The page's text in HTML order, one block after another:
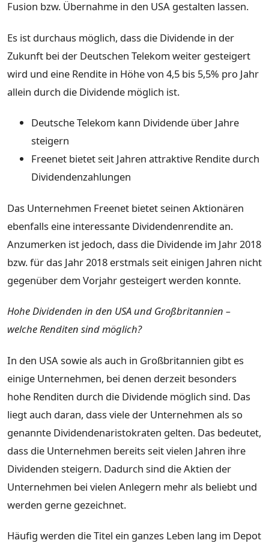
Fusion bzw. Übernahme in den USA gestalten lassen.
Es ist durchaus möglich, dass die Dividende in der
Zukunft bei der Deutschen Telekom weiter gesteigert
wird und eine Rendite in Höhe von 4,5 bis 5,5% pro Jahr
allein durch die Dividende möglich ist.
Deutsche Telekom kann Dividende über Jahre
steigern
Freenet bietet seit Jahren attraktive Rendite durch
Dividendenzahlungen
Das Unternehmen Freenet bietet seinen Aktionären
ebenfalls eine interessante Dividendenrendite an.
Anzumerken ist jedoch, dass die Dividende im Jahr 2018
bzw. für das Jahr 2018 erstmals seit einigen Jahren nicht
gegenüber dem Vorjahr gesteigert werden konnte.
Hohe Dividenden in den USA und Großbritannien –
welche Renditen sind möglich?
In den USA sowie als auch in Großbritannien gibt es
einige Unternehmen, bei denen derzeit besonders
hohe Renditen durch die Dividende möglich sind. Das
liegt auch daran, dass viele der Unternehmen als so
genannte Dividendenaristokraten gelten. Das bedeutet,
dass die Unternehmen bereits seit vielen Jahren ihre
Dividenden steigern. Dadurch sind die Aktien der
Unternehmen bei vielen Anlegern mehr als beliebt und
werden gerne gezeichnet.
Häufig werden die Titel ein ganzes Leben lang im Depot